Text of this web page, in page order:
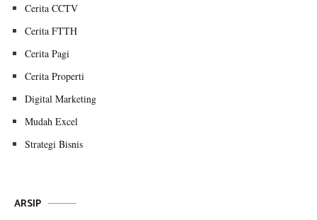
Cerita CCTV
Cerita FTTH
Cerita Pagi
Cerita Properti
Digital Marketing
Mudah Excel
Strategi Bisnis
ARSIP